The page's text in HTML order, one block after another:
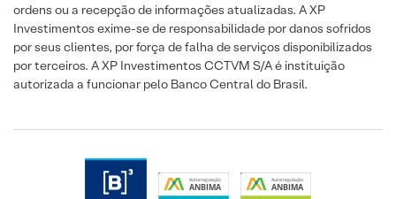
ordens ou a recepção de informações atualizadas. A XP
Investimentos exime-se de responsabilidade por danos sofridos
por seus clientes, por força de falha de serviços disponibilizados
por terceiros. A XP Investimentos CCTVM S/A é instituição
autorizada a funcionar pelo Banco Central do Brasil.